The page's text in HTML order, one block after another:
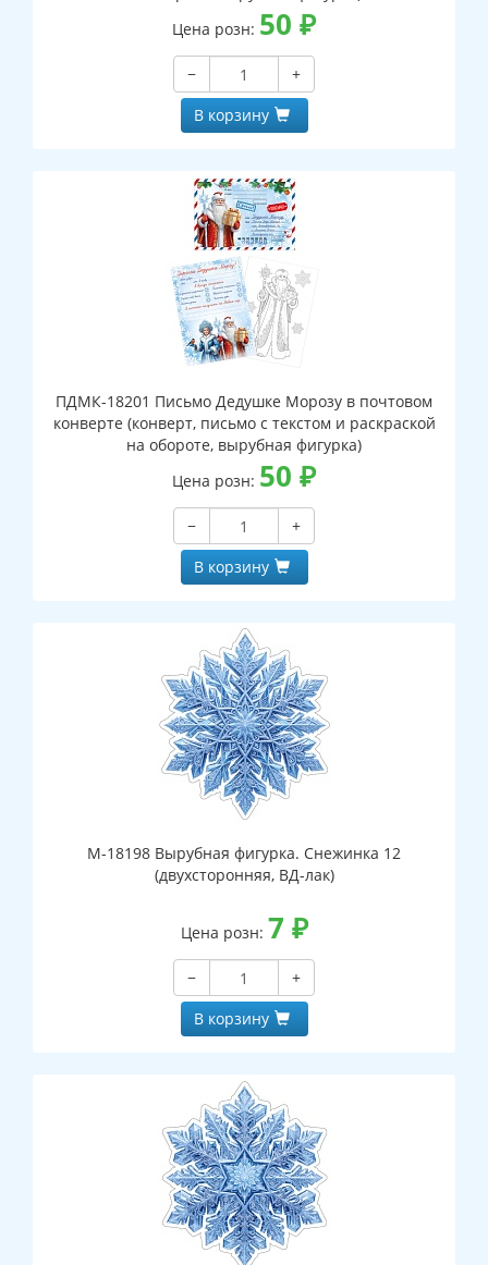
Цена розн: 50 ₽
−
+
В корзину
ПДМК-18201 Письмо Дедушке Морозу в почтовом
конверте (конверт, письмо с текстом и раскраской
на обороте, вырубная фигурка)
Цена розн: 50 ₽
−
+
В корзину
М-18198 Вырубная фигурка. Снежинка 12
(двухсторонняя, ВД-лак)
Цена розн: 7 ₽
−
+
В корзину